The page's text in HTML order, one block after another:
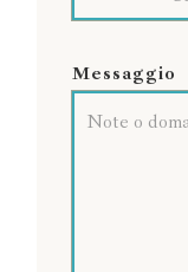
Messaggio